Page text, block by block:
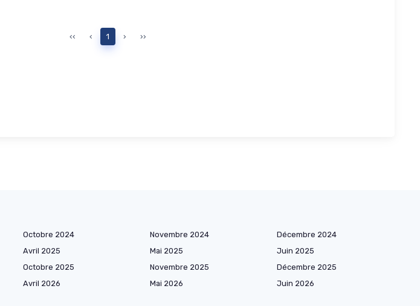
‹‹ ‹ 1 › ››
Octobre 2024 Novembre 2024
Décembre 2024
Avril 2025 Mai 2025
Juin 2025
Octobre 2025 Novembre 2025
Décembre 2025
Avril 2026 Mai 2026
Juin 2026